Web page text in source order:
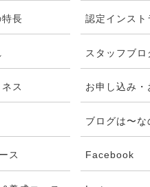
特長
ス
ス
認定インスト
スタッフブロ
お申し込み
ブログは〜な
Facebook